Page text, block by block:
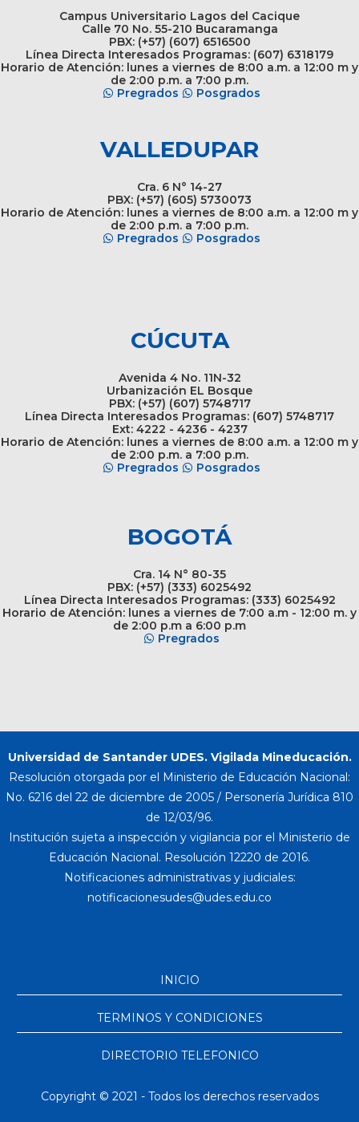
Campus Universitario Lagos del Cacique
Calle 70 No. 55-210 Bucaramanga
PBX: (+57) (607) 6516500
Línea Directa Interesados Programas: (607) 6318179
Horario de Atención: lunes a viernes de 8:00 a.m. a 12:00 m y
de 2:00 p.m. a 7:00 p.m.
Pregrados
Posgrados
VALLEDUPAR
Cra. 6 N° 14-27
PBX: (+57) (605) 5730073
Horario de Atención: lunes a viernes de 8:00 a.m. a 12:00 m y
de 2:00 p.m. a 7:00 p.m.
Pregrados
Posgrados
CÚCUTA
Avenida 4 No. 11N-32
Urbanización EL Bosque
PBX: (+57) (607) 5748717
Línea Directa Interesados Programas: (607) 5748717
Ext: 4222 - 4236 - 4237
Horario de Atención: lunes a viernes de 8:00 a.m. a 12:00 m y
de 2:00 p.m. a 7:00 p.m.
Pregrados
Posgrados
BOGOTÁ
Cra. 14 N° 80-35
PBX: (+57) (333) 6025492
Línea Directa Interesados Programas: (333) 6025492
Horario de Atención: lunes a viernes de 7:00 a.m - 12:00 m. y
de 2:00 p.m a 6:00 p.m
Pregrados
Universidad de Santander UDES. Vigilada Mineducación.
Resolución otorgada por el Ministerio de Educación Nacional:
No. 6216 del 22 de diciembre de 2005 / Personería Jurídica 810
de 12/03/96.
Institución sujeta a inspección y vigilancia por el Ministerio de
Educación Nacional. Resolución 12220 de 2016.
Notificaciones administrativas y judiciales:
INICIO
TERMINOS Y CONDICIONES
DIRECTORIO TELEFONICO
Copyright © 2021 - Todos los derechos reservados